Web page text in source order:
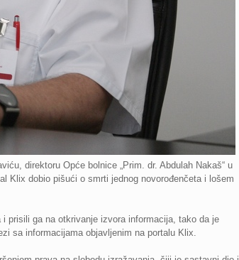
direktoru Opće bolnice „Prim. dr. Abdulah Nakaš“ u
Klix dobio pišući o smrti jednog novorođenčeta i lošem
prisili ga na otkrivanje izvora informacija, tako da je
sa informacijama objavljenim na portalu Klix.